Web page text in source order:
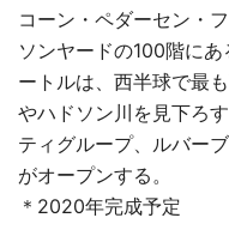
コーン・ペダーセン・
ソンヤードの100階に
ートルは、西半球で最
やハドソン川を見下ろ
ティグループ、ルバー
がオープンする。
＊2020年完成予定